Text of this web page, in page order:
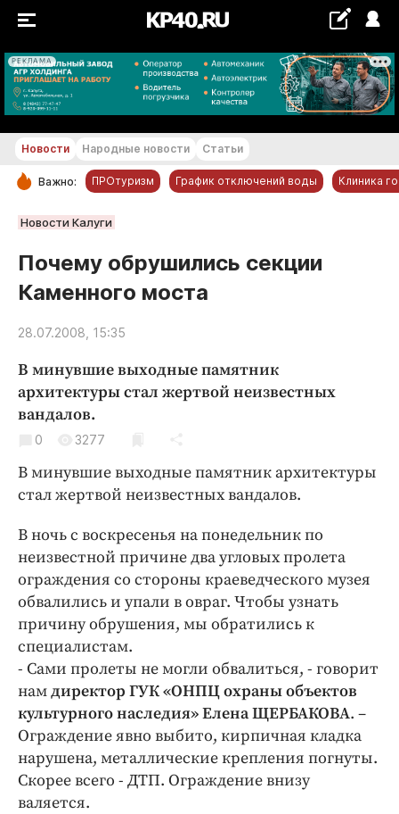
РЕКЛАМА
+18...+19 °С
РУБРИКИ
Новости компаний
Статьи
Народные новости
Благоустройство
Криминал
Культура
Недвижимость и ЖКХ
Образование
Погода
Праздники
Происшествия
Спорт
Экономика и бизнес
ПРОЕКТЫ
Блоги
Издания
Медиаперсона
Интересное чтиво
Новости Народные новости Статьи
Важно: ПРОтуризм График отключений воды Клиника
Новости Калуги
Почему обрушились секции
Каменного моста
28.07.2008, 15:35
В минувшие выходные памятник
архитектуры стал жертвой неизвестных
вандалов.
0 3277
В минувшие выходные памятник архитектуры
стал жертвой неизвестных вандалов.
В ночь с воскресенья на понедельник по
неизвестной причине два угловых пролета
ограждения со стороны краеведческого музея
обвалились и упали в овраг. Чтобы узнать
причину обрушения, мы обратились к
специалистам.
- Сами пролеты не могли обвалиться, - говорит
намдиректор ГУК «ОНПЦ охраны объектов
культурного наследия» Елена ЩЕРБАКОВА. –
Ограждение явно выбито, кирпичная кладка
нарушена, металлические крепления погнуты.
Скорее всего - ДТП. Ограждение внизу
валяется.